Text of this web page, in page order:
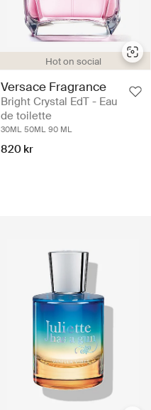
Hot on social
Versace Fragrance
Bright Crystal EdT - Eau
de toilette
30ML 50ML 90 ML
820 kr